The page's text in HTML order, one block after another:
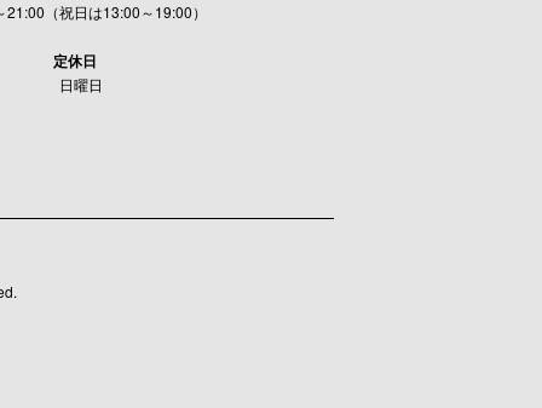
21:00（祝日は13:00～19:00）
定休日
日曜日